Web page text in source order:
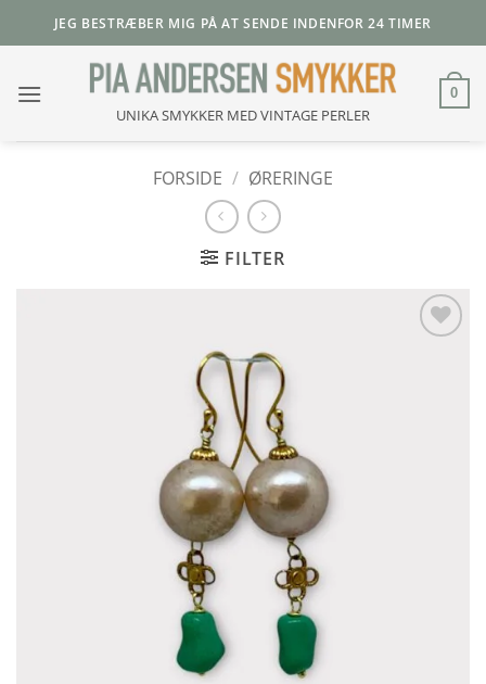
JEG BESTRÆBER MIG PÅ AT SENDE INDENFOR 24 TIMER
UNIKA SMYKKER MED VINTAGE PERLER
0
FORSIDE / ØRERINGE
FILTER